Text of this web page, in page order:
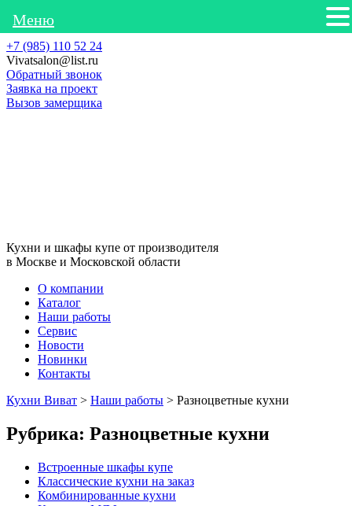
+7 (985) 110 52 24
Vivatsalon@list.ru
Обратный звонок
Заявка на проект
Вызов замерщика
Кухни и шкафы купе от производителя
в Москве и Московской области
О компании
Каталог
Наши работы
Сервис
Новости
Новинки
Контакты
Кухни Виват > Наши работы > Разноцветные кухни
Рубрика: Разноцветные кухни
Встроенные шкафы купе
Классические кухни на заказ
Комбинированные кухни
Меню